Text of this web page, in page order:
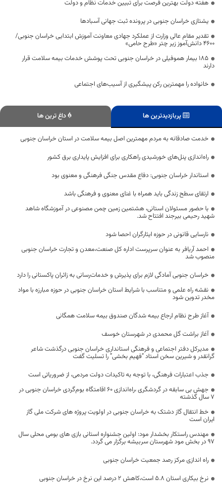
هفته دولت بهترین فرصت برای تبیین خدمات نظام و دولت
یشتازی خراسان جنوبی در پرونده ثبت جهانی آسبادها
تقدیر مقام عالی وزارت از عملکرد جهادی معاونت آموزش ابتدایی خراسان جنوبی/
۴۶۰۰ دانش‌آموز زیر چتر «طرح حامی»
۱۸۵ بیمار هموفیلی در خراسان جنوبی تحت پوشش خدمات بیمه سلامت قرار
دارند
خانواده را مهمترین رکن پیشگیری از آسیب‌های اجتماعی
پربازدیدترین ها داغ ترین ها
خدمت صادقانه به مردم مهمترین اصل بیمه سلامت در استان خراسان جنوبی
راه‌اندازی پنل‌های خورشیدی راهکاری برای افزایش پایداری برق کشور
استاندار خراسان جنوبی: دفاع مقدس جنگی فرهنگی و معنوی بود
ارتقای سطح زندگی باید همراه با غنای معنوی و فرهنگی باشد
با حضور مسئولان استانی، هشتمین زمین چمن مصنوعی در آموزشگاه شاهد
شهید رحیمی بیرجند افتتاح شد.
نارسایی‌ قانونی در حوزه ایثارگران احصا شود
احمد آریافر به عنوان سرپرست اداره کل صنعت،معدن و تجارت خراسان جنوبی
منصوب شد
خراسان جنوبی آمادگی لازم برای پذیرش و خدمات‌رسانی به زائران پاکستانی را دارد
نقشه راه علمی و متناسب با شرایط استان خراسان جنوبی در حوزه مبارزه با مواد
مخدر تدوین شود
آغاز طرح نظام ارجاع بیمه شدگان صندوق بیمه سلامت همگانی
آغاز براشت گل محمدی در شهرستان خوسف
مدیرکل دفتر اجتماعی و فرهنگی استانداری خراسان جنوبی درگذشت شاعر
گرانقدر و شیرین سخن استاد “فهیم بخشی” را تسلیت گفت
جذب اعتبارات فرهنگی، با توجه به تاکیدات دولت مردمی، از ضروریاتی است
جهش بی سابقه در گردشگری ،راه‌اندازی 60 اقامتگاه بوم‌‎‌گردی خراسان جنوبی در
7 سال گذشته
خط انتقال گاز دشتک به خراسان جنوبی در اولویت پروژه های شرکت ملی گاز
ایران است
مهندس راستکار بخشدار مود: اولین جشنواره استانی بازی های بومی محلی سال
97 در بخش مود شهرستان سربیشه برگزار می گردد.
راه اندازی مرکز رصد جمعیت خراسان جنوبی
نرخ بیکاری استان ۵.۸ است،کاهش ۲ درصد این نرخ در خراسان جنوبی